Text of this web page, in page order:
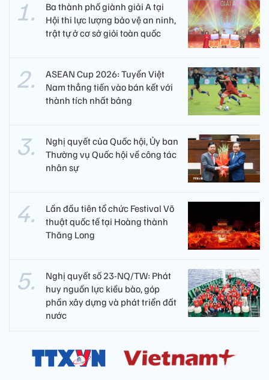
Ba thành phố giành giải A tại
Hội thi lực lượng bảo vệ an ninh,
trật tự ở cơ sở giỏi toàn quốc
ASEAN Cup 2026: Tuyển Việt
Nam thẳng tiến vào bán kết với
thành tích nhất bảng
Nghị quyết của Quốc hội, Ủy ban
Thường vụ Quốc hội về công tác
nhân sự
Lần đầu tiên tổ chức Festival Võ
thuật quốc tế tại Hoàng thành
Thăng Long
Nghị quyết số 23-NQ/TW: Phát
huy nguồn lực kiều bào, góp
phần xây dựng và phát triển đất
nước